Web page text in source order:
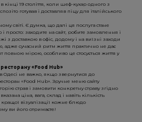
кінці 19 століття, коли шеф-кухар одного з
готував і доставляв піцу для італійського
світі. Є думка, що далі ця послуга стане
заходите на сайт, робите замовлення і
з доставкою в офіс, додому і на виїзні заходи
адже сучасний ритм життя практично не дає
повною мірою, особливо це стосується життя у
«Food Hub»
Одесі не важко, якщо звернутися до
«Food Hub». Зручне меню сайту
страв і замовити конкретну страву згідно
ціна, вага, склад і навіть кількість
візуалізації кожне блюдо
ви його отримаєте!